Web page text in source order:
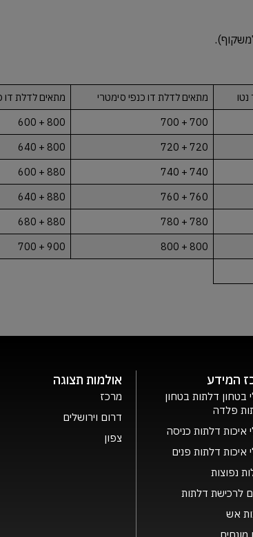
מתאים לדלת דו כנפי סימטרי
מתאים לדלת דו
700 + 700
800 + 600
720 + 720
800 + 640
740 + 740
880 + 600
760 + 760
880 + 640
780 + 780
880 + 680
800 + 800
900 + 700
המידע
בטחון דלתות בטחון
פלדה
איכות דלתות כניסה
איכות דלתות פנים
נפוצות
לרכישת דלתות
אש
מונחים
אולמות תצוגה
מרכז
דרום וירושלים
צפון